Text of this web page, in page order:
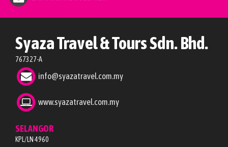
Syaza Travel & Tours Sdn. Bhd.
767327-A
info@syazatravel.com.my
www.syazatravel.com.my
SELANGOR
KPL/LN 4960